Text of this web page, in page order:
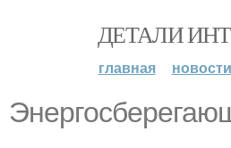
ДЕТАЛИ
главная новости